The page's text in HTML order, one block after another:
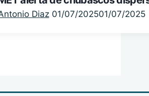
Diaz 01/07/202501/07/2025